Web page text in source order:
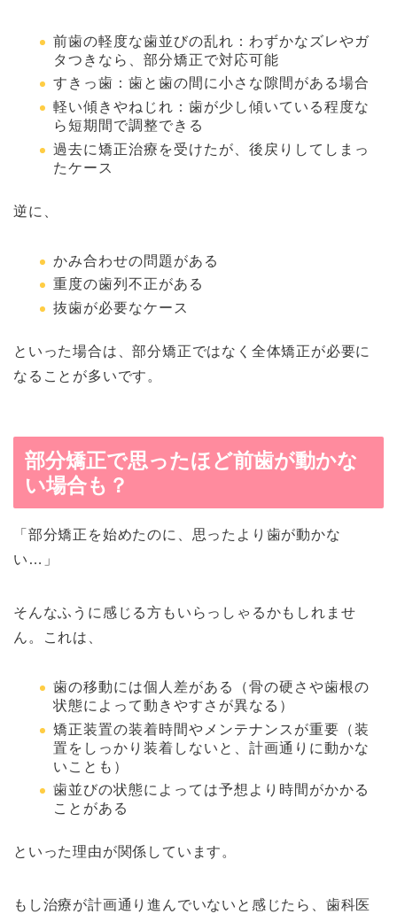
前歯の軽度な歯並びの乱れ：わずかなズレやガ
タつきなら、部分矯正で対応可能
すきっ歯：歯と歯の間に小さな隙間がある場合
軽い傾きやねじれ：歯が少し傾いている程度な
ら短期間で調整できる
過去に矯正治療を受けたが、後戻りしてしまっ
たケース
逆に、
かみ合わせの問題がある
重度の歯列不正がある
抜歯が必要なケース
といった場合は、部分矯正ではなく全体矯正が必要に
なることが多いです。
部分矯正で思ったほど前歯が動かな
い場合も？
「部分矯正を始めたのに、思ったより歯が動かな
い…」
そんなふうに感じる方もいらっしゃるかもしれませ
ん。これは、
歯の移動には個人差がある（骨の硬さや歯根の
状態によって動きやすさが異なる）
矯正装置の装着時間やメンテナンスが重要（装
置をしっかり装着しないと、計画通りに動かな
いことも）
歯並びの状態によっては予想より時間がかかる
ことがある
といった理由が関係しています。
もし治療が計画通り進んでいないと感じたら、歯科医